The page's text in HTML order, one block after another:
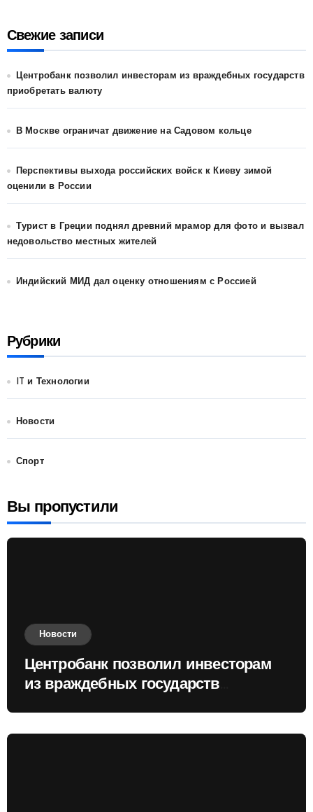
Свежие записи
Центробанк позволил инвесторам из враждебных государств
приобретать валюту
В Москве ограничат движение на Садовом кольце
Перспективы выхода российских войск к Киеву зимой
оценили в России
Турист в Греции поднял древний мрамор для фото и вызвал
недовольство местных жителей
Индийский МИД дал оценку отношениям с Россией
Рубрики
IT и Технологии
Новости
Спорт
Вы пропустили
Новости
Центробанк позволил инвесторам
из враждебных государств